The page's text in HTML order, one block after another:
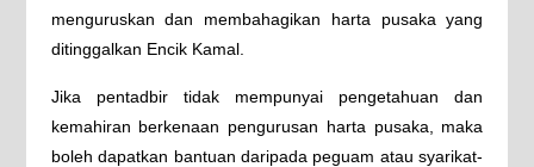
menguruskan dan membahagikan harta pusaka yang
ditinggalkan Encik Kamal.
Jika pentadbir tidak mempunyai pengetahuan dan
kemahiran berkenaan pengurusan harta pusaka, maka
boleh dapatkan bantuan daripada peguam atau syarikat-